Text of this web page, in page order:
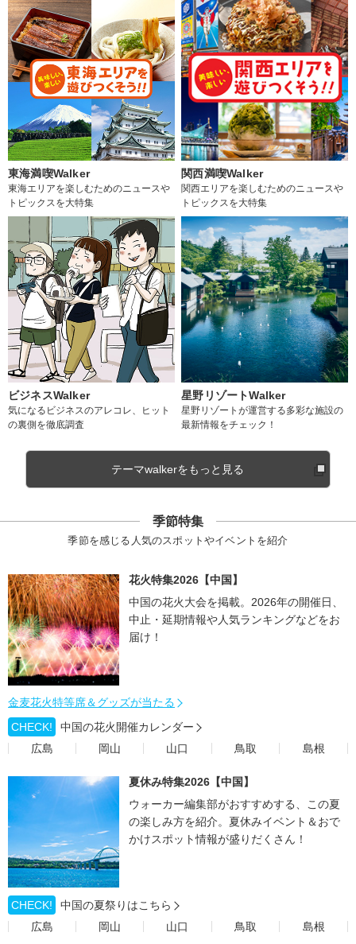
東海満喫Walker
東海エリアを楽しむためのニュースや
トピックスを大特集
関西満喫Walker
関西エリアを楽しむためのニュースや
トピックスを大特集
ビジネスWalker
気になるビジネスのアレコレ、ヒット
の裏側を徹底調査
星野リゾートWalker
星野リゾートが運営する多彩な施設の
最新情報をチェック！
テーマwalkerをもっと見る
季節特集
季節を感じる人気のスポットやイベントを紹介
花火特集2026【中国】
中国の花火大会を掲載。2026年の開催日、
中止・延期情報や人気ランキングなどをお
届け！
金麦花火特等席＆グッズが当たる
CHECK!
中国の花火開催カレンダー
広島
岡山 山口 鳥取 島根
夏休み特集2026【中国】
ウォーカー編集部がおすすめする、この夏
の楽しみ方を紹介。夏休みイベント＆おで
かけスポット情報が盛りだくさん！
CHECK!
中国の夏祭りはこちら
広島
岡山 山口 鳥取 島根